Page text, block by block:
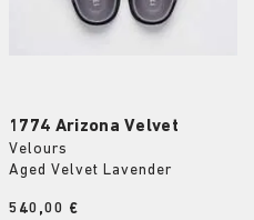
1774 Arizona Velvet
Velours
Aged Velvet Lavender
Price:
540,00 €